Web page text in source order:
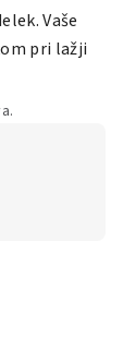
Vaše
pri lažji